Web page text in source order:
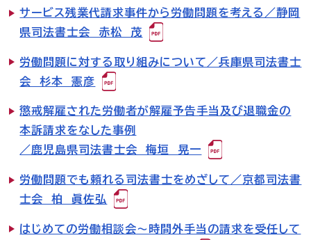
Language
背景色
サービス残業代請求事件から労働問題を考える／静岡
県司法書士会 赤松 茂
労働問題に対する取り組みについて／兵庫県司法書士
会 杉本 憲彦
懲戒解雇された労働者が解雇予告手当及び退職金の
本訴請求をなした事例
／鹿児島県司法書士会 梅垣 晃一
労働問題でも頼れる司法書士をめざして／京都司法書
士会 柏 眞佐弘
はじめての労働相談会～時間外手当の請求を受任して